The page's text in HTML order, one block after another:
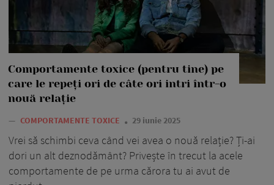
Comportamente toxice (pentru tine) pe
care le repeți ori de câte ori intri într-o
nouă relație
— COMPORTAMENTE TOXICE 29 iunie 2025
Vrei să schimbi ceva când vei avea o nouă relație? Ți-ai
dori un alt deznodământ? Privește în trecut la acele
comportamente de pe urma cărora tu ai avut de